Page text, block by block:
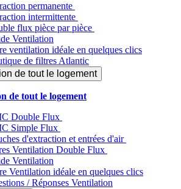
permanente
intermittente
flux pièce par pièce
Ventilation
ventilation idéale en quelques clics
de filtres Atlantic
de tout le logement
de tout le logement
Double Flux
Simple Flux
d'extraction et entrées d'air
Ventilation Double Flux
Ventilation
Ventilation idéale en quelques clics
/ Réponses Ventilation